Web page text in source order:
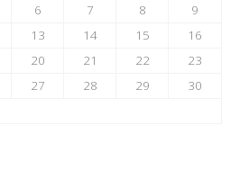
6 7 8
9
13 14 15
16
20 21 22
23
27 28 29
30